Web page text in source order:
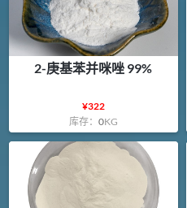
2-庚基苯并咪唑 99%
¥322
库存： 0KG